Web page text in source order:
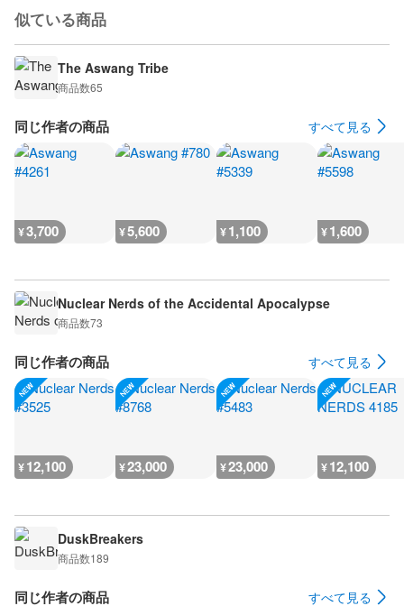
似ている商品
The Aswang Tribe
商品数65
同じ作者の商品 すべて見る
¥3,700 ¥5,600 ¥1,100 ¥1,600
Nuclear Nerds of the Accidental Apocalypse
商品数73
同じ作者の商品 すべて見る
¥12,100 ¥23,000 ¥23,000 ¥12,100
DuskBreakers
商品数189
同じ作者の商品 すべて見る